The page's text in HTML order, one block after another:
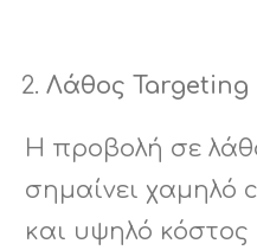
Λάθος Targeting
Η προβολή σε
σημαίνει χαμηλό
και υψηλό κόστος